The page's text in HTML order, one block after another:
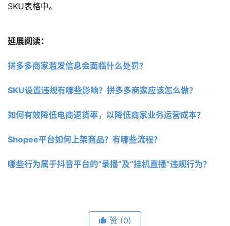
SKU表格中。
延展阅读：
拼多多商家滥发信息会面临什么处罚？
SKU设置违规有哪些影响？拼多多商家应该怎么做？
如何有效降低电商退货率，以降低商家业务运营成本？
Shopee平台如何上架商品？有哪些流程？
哪些行为属于抖音平台的“录播”及“挂机直播”违规行为？
赞 (0)